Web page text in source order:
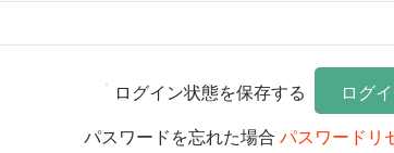
ログイン状態を保存する
パスワードを忘れた場合 パスワードリ